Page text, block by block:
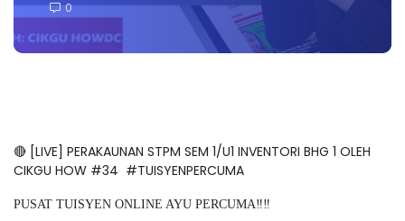
0
🔴 [LIVE] PERAKAUNAN STPM SEM 1/U1 INVENTORI BHG 1 OLEH
CIKGU HOW #34 #TUISYENPERCUMA
PUSAT TUISYEN ONLINE AYU PERCUMA‼️‼️